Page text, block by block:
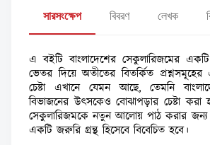
সারসংক্ষেপ বিবরণ লেখক
এ বইটি বাংলাদেশের সেকুলারিজমের একটি
ভেতর দিয়ে অতীতের বিতর্কিত প্রশ্নসমূহের
চেষ্টা এখানে যেমন আছে, তেমনি
বিভাজনের উৎসকেও বোঝাপড়ার চেষ্টা করা
সেকুলারিজমকে নতুন আলোয় পাঠ করার
একটি জরুরি গ্রন্থ হিসেবে বিবেচিত হবে।